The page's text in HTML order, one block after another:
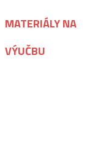
MATERIÁLY NA
VÝUČBU